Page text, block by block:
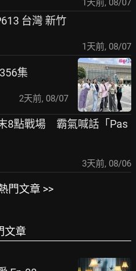
1天前, 08/07
台灣 新竹
1天前, 08/07
集
2天前, 08/07
8點戰場 霸氣喊話「Pas
3天前, 08/06
門文章 >>
文章